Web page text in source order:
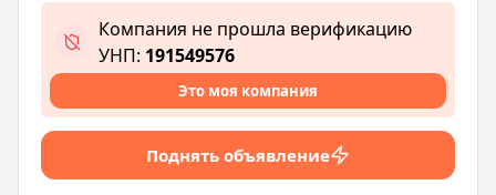
Компания не прошла верификацию
УНП: 191549576
Это моя компания
Поднять объявление